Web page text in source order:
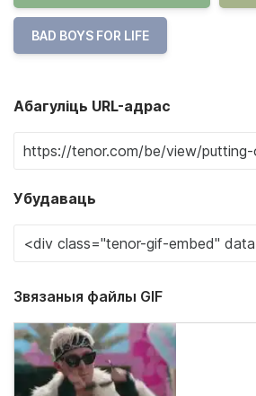
BAD BOYS FOR LIFE
Абагуліць URL-адрас
Убудаваць
Звязаныя файлы GIF